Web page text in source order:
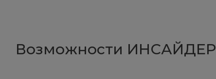
Возможности ИНСАЙДЕР